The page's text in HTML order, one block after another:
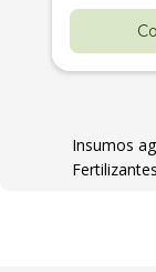
Insumos
Fertilizantes